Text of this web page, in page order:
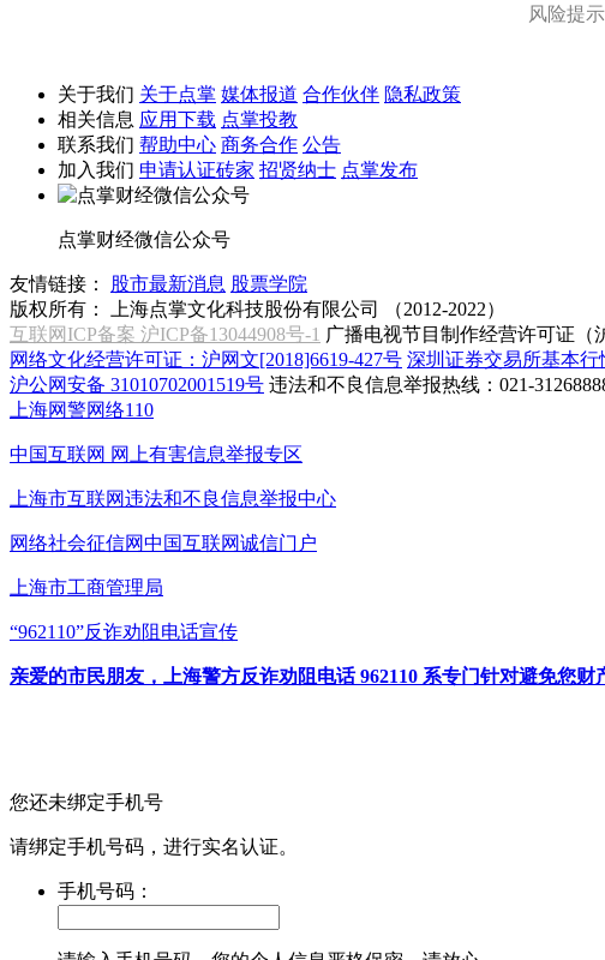
风险提
关于我们 关于点掌 媒体报道 合作伙伴 隐私政策
相关信息 应用下载 点掌投教
联系我们 帮助中心 商务合作 公告
加入我们 申请认证砖家 招贤纳士 点掌发布
点掌财经微信公众号
友情链接： 股市最新消息 股票学院
版权所有：
上海点掌文化科技股份有限公司 （2012-2022）
互联网ICP备案 沪ICP备13044908号-1 广播电视节目制作经营许可证（
网络文化经营许可证：沪网文[2018]6619-427号 深圳证券交易所基本行
沪公网安备 31010702001519号 违法和不良信息举报热线：021-
上海网警网络110
中国互联网 网上有害信息举报专区
上海市互联网违法和不良信息举报中心
网络社会征信网中国互联网诚信门户
上海市工商管理局
“962110”反诈劝阻电话宣传
亲爱的市民朋友，上海警方反诈劝阻电话 962110 系专门针对避免您
您还未绑定手机号
请绑定手机号码，进行实名认证。
手机号码：